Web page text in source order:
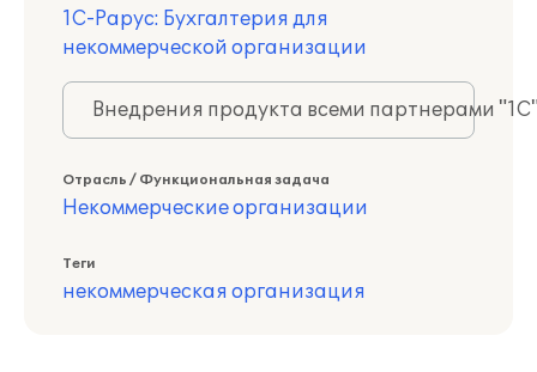
1С-Рарус: Бухгалтерия для
некоммерческой организации
Внедрения продукта всеми партнерами
Отрасль / Функциональная задача
Некоммерческие организации
Теги
некоммерческая организация